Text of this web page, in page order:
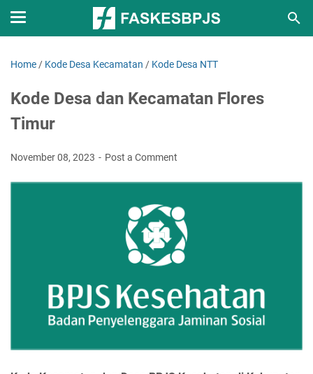
Home / Kode Desa Kecamatan / Kode Desa NTT
Kode Desa dan Kecamatan Flores
Timur
November 08, 2023 Post a Comment